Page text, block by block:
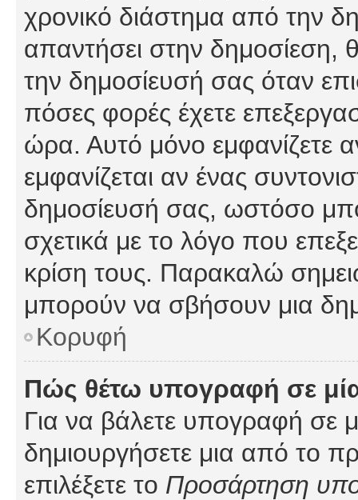
χρονικό διάστημα από την
απαντήσει στην δημοσίεση,
την δημοσίευσή σας όταν
πόσες φορές έχετε
ώρα. Αυτό μόνο εμφανίζετε
εμφανίζεται αν ένας
δημοσίευσή σας, ωστόσο
σχετικά με το λόγο που
κρίση τους. Παρακαλώ
μπορούν να σβήσουν μια
Κορυφή
Πώς θέτω υπογραφή σε
Για να βάλετε υπογραφή σε
δημιουργήσετε μια από το
επιλέξετε το Προσάρτηση